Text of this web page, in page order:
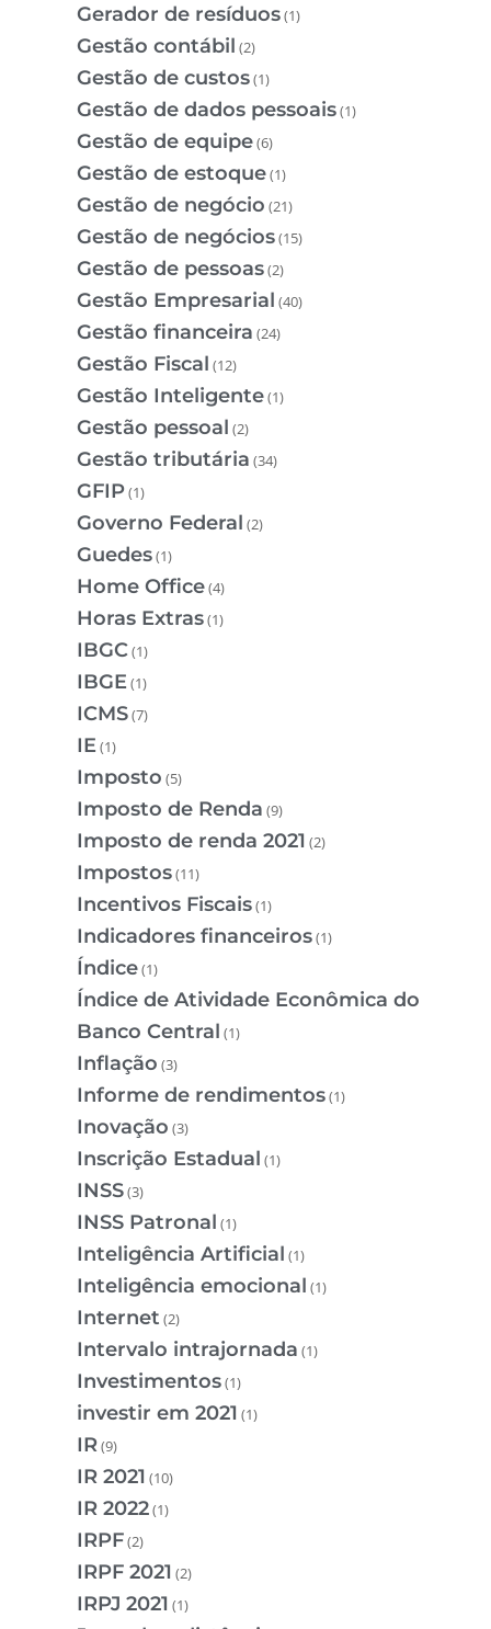
Gerador de resíduos(1)
Gestão contábil (2)
Gestão de custos(1)
Gestão de dados pessoais(1)
Gestão de equipe(6)
Gestão de estoque(1)
Gestão de negócio (21)
Gestão de negócios(15)
Gestão de pessoas(2)
Gestão Empresarial (40)
Gestão financeira (24)
Gestão Fiscal (12)
Gestão Inteligente(1)
Gestão pessoal (2)
Gestão tributária (34)
GFIP(1)
Governo Federal (2)
Guedes(1)
Home Office(4)
Horas Extras(1)
IBGC(1)
IBGE(1)
ICMS(7)
IE(1)
Imposto (5)
Imposto de Renda (9)
Imposto de renda 2021 (2)
Impostos(11)
Incentivos Fiscais(1)
Indicadores financeiros(1)
Índice(1)
Índice de Atividade Econômica do
Banco Central (1)
Inflação (3)
Informe de rendimentos(1)
Inovação (3)
Inscrição Estadual (1)
INSS(3)
INSS Patronal (1)
Inteligência Artificial (1)
Inteligência emocional (1)
Internet (2)
Intervalo intrajornada (1)
Investimentos(1)
investir em 2021 (1)
IR(9)
IR 2021 (10)
IR 2022(1)
IRPF(2)
IRPF 2021 (2)
IRPJ 2021 (1)